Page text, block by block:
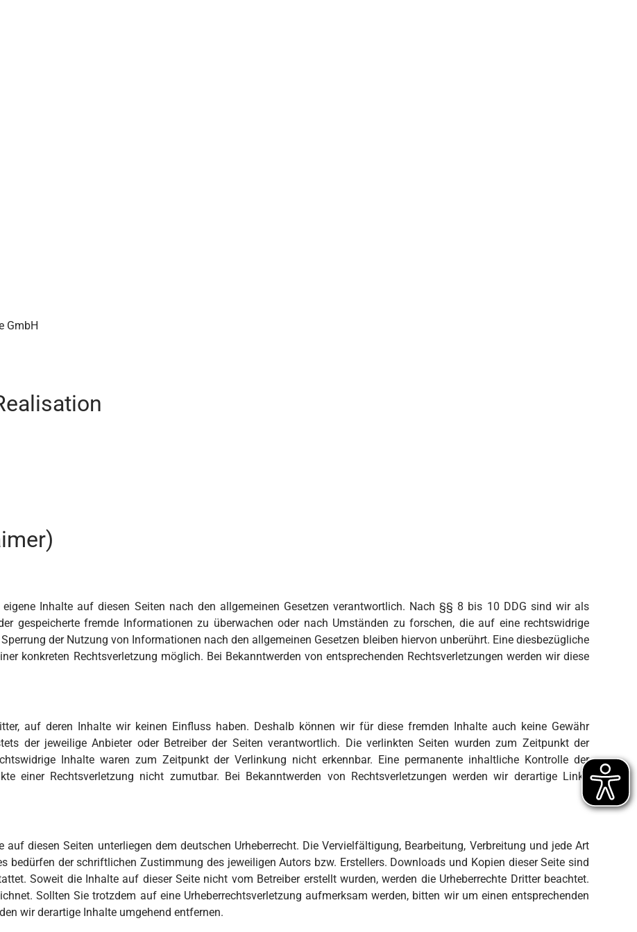
GmbH
Inhalte auf diesen Seiten nach den allgemeinen Gesetzen verantwortlich. Nach §§ 8 bis 10 DDG sind wir als
gespeicherte fremde Informationen zu überwachen oder nach Umständen zu forschen, die auf eine rechtswidrige
der Nutzung von Informationen nach den allgemeinen Gesetzen bleiben hiervon unberührt. Eine diesbezügliche
konkreten Rechtsverletzung möglich. Bei Bekanntwerden von entsprechenden Rechtsverletzungen werden wir diese
auf deren Inhalte wir keinen Einfluss haben. Deshalb können wir für diese fremden Inhalte auch keine Gewähr
der jeweilige Anbieter oder Betreiber der Seiten verantwortlich. Die verlinkten Seiten wurden zum Zeitpunkt der
Inhalte waren zum Zeitpunkt der Verlinkung nicht erkennbar. Eine permanente inhaltliche Kontrolle der
einer Rechtsverletzung nicht zumutbar. Bei Bekanntwerden von Rechtsverletzungen werden wir derartige Links
diesen Seiten unterliegen dem deutschen Urheberrecht. Die Vervielfältigung, Bearbeitung, Verbreitung und jede Art
bedürfen der schriftlichen Zustimmung des jeweiligen Autors bzw. Erstellers. Downloads und Kopien dieser Seite sind
Soweit die Inhalte auf dieser Seite nicht vom Betreiber erstellt wurden, werden die Urheberrechte Dritter beachtet.
Sollten Sie trotzdem auf eine Urheberrechtsverletzung aufmerksam werden, bitten wir um einen entsprechenden
wir derartige Inhalte umgehend entfernen.